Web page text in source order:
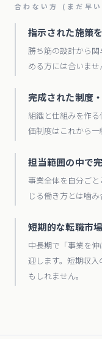
合わない方 (まだ早
指示された施策
勝ち筋の設計から
める方には合いませ
完成された制度
組織と仕組みを作
価制度はこれから一
担当範囲の中で
事業全体を自分ご
じる働き方とは噛み
短期的な転職市
中長期で「事業を
迎します。短期収
もしれません。